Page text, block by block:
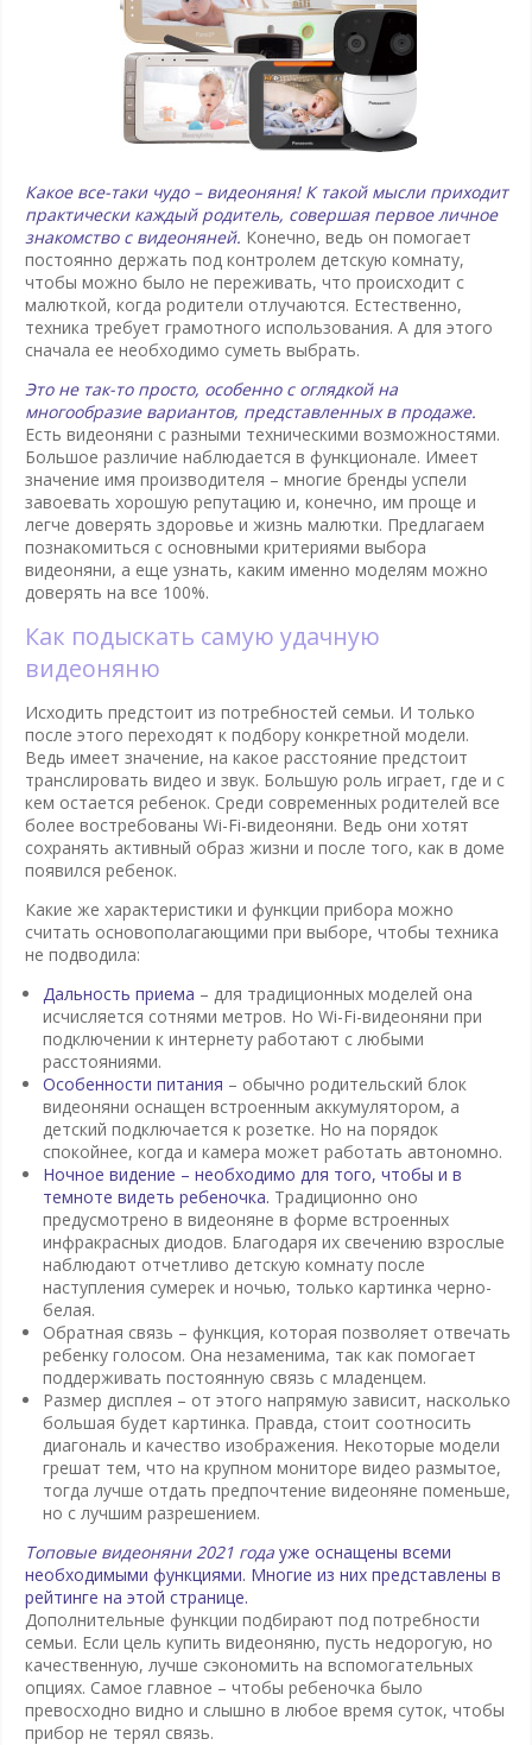
Какое все-таки чудо – видеоняня! К такой мысли приходит
практически каждый родитель, совершая первое личное
знакомство с видеоняней. Конечно, ведь он помогает
постоянно держать под контролем детскую комнату,
чтобы можно было не переживать, что происходит с
малюткой, когда родители отлучаются. Естественно,
техника требует грамотного использования. А для этого
сначала ее необходимо суметь выбрать.
Это не так-то просто, особенно с оглядкой на
многообразие вариантов, представленных в продаже.
Есть видеоняни с разными техническими возможностями.
Большое различие наблюдается в функционале. Имеет
значение имя производителя – многие бренды успели
завоевать хорошую репутацию и, конечно, им проще и
легче доверять здоровье и жизнь малютки. Предлагаем
познакомиться с основными критериями выбора
видеоняни, а еще узнать, каким именно моделям можно
доверять на все 100%.
Как подыскать самую удачную
видеоняню
Исходить предстоит из потребностей семьи. И только
после этого переходят к подбору конкретной модели.
Ведь имеет значение, на какое расстояние предстоит
транслировать видео и звук. Большую роль играет, где и с
кем остается ребенок. Среди современных родителей все
более востребованы Wi-Fi-видеоняни. Ведь они хотят
сохранять активный образ жизни и после того, как в доме
появился ребенок.
Какие же характеристики и функции прибора можно
считать основополагающими при выборе, чтобы техника
не подводила:
Дальность приема – для традиционных моделей она
исчисляется сотнями метров. Но Wi-Fi-видеоняни при
подключении к интернету работают с любыми
расстояниями.
Особенности питания – обычно родительский блок
видеоняни оснащен встроенным аккумулятором, а
детский подключается к розетке. Но на порядок
спокойнее, когда и камера может работать автономно.
Ночное видение – необходимо для того, чтобы и в
темноте видеть ребеночка. Традиционно оно
предусмотрено в видеоняне в форме встроенных
инфракрасных диодов. Благодаря их свечению взрослые
наблюдают отчетливо детскую комнату после
наступления сумерек и ночью, только картинка черно-
белая.
Обратная связь – функция, которая позволяет отвечать
ребенку голосом. Она незаменима, так как помогает
поддерживать постоянную связь с младенцем.
Размер дисплея – от этого напрямую зависит, насколько
большая будет картинка. Правда, стоит соотносить
диагональ и качество изображения. Некоторые модели
грешат тем, что на крупном мониторе видео размытое,
тогда лучше отдать предпочтение видеоняне поменьше,
но с лучшим разрешением.
Топовые видеоняни 2021 года уже оснащены всеми
необходимыми функциями. Многие из них представлены в
рейтинге на этой странице.
Дополнительные функции подбирают под потребности
семьи. Если цель купить видеоняню, пусть недорогую, но
качественную, лучше сэкономить на вспомогательных
опциях. Самое главное – чтобы ребеночка было
превосходно видно и слышно в любое время суток, чтобы
прибор не терял связь.